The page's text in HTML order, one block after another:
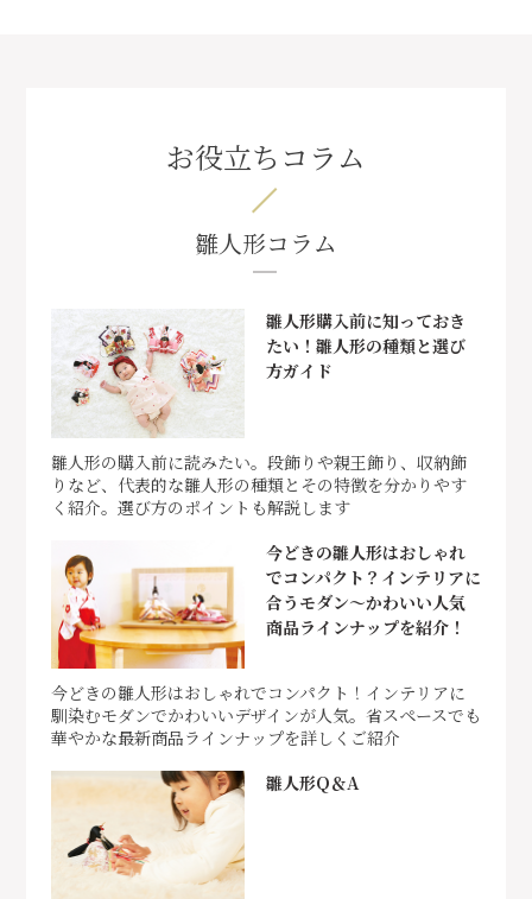
お役立ちコラム
雛人形コラム
雛人形購入前に知っておき
たい！雛人形の種類と選び
方ガイド
雛人形の購入前に読みたい。段飾りや親王飾り、収納飾
りなど、代表的な雛人形の種類とその特徴を分かりやす
く紹介。選び方のポイントも解説します
今どきの雛人形はおしゃれ
でコンパクト？インテリアに
合うモダン～かわいい人気
商品ラインナップを紹介！
今どきの雛人形はおしゃれでコンパクト！インテリアに
馴染むモダンでかわいいデザインが人気。省スペースでも
華やかな最新商品ラインナップを詳しくご紹介
雛人形Q＆A